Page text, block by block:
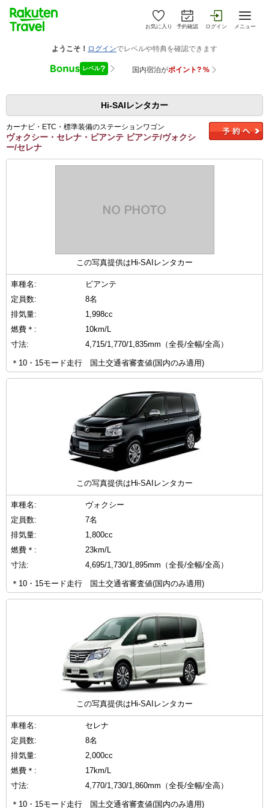
お気に入り 予約確認 ログイン メニュー
Hi-SAIレンタカー
カーナビ・ETC・標準装備のステーションワゴン
ヴォクシー・セレナ・ビアンテ ビアンテ/ヴォクシ
ー/セレナ
この写真提供はHi-SAIレンタカー
車種名:
ビアンテ
定員数:
8名
排気量:
1,998cc
燃費＊:
10km/L
寸法:
4,715/1,770/1,835mm（全長/全幅/全高）
＊10・15モード走行 国土交通省審査値(国内のみ適用)
この写真提供はHi-SAIレンタカー
車種名:
ヴォクシー
定員数:
7名
排気量:
1,800cc
燃費＊:
23km/L
寸法:
4,695/1,730/1,895mm（全長/全幅/全高）
＊10・15モード走行 国土交通省審査値(国内のみ適用)
この写真提供はHi-SAIレンタカー
車種名:
セレナ
定員数:
8名
排気量:
2,000cc
燃費＊:
17km/L
寸法:
4,770/1,730/1,860mm（全長/全幅/全高）
＊10・15モード走行 国土交通省審査値(国内のみ適用)